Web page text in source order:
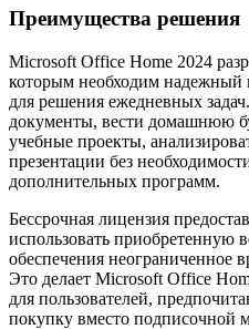
Преимущества решения
Microsoft Office Home 2024
которым необходим надежный
для решения ежедневных
документы, вести домашнюю
учебные проекты,
презентации без
дополнительных программ.
Бессрочная лицензия
использовать приобретенную
обеспечения неограниченное
Это делает Microsoft Office
для пользователей,
покупку вместо подписочной